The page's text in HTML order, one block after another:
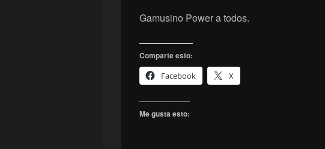
Gamusino Power a todos.
Comparte esto:
Facebook
X
Me gusta esto: